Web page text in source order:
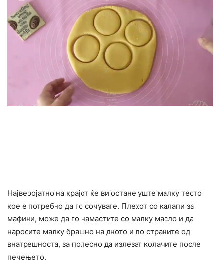
Најверојатно на крајот ќе ви остане уште малку тесто
кое е потребно да го сочувате. Плехот со калапи за
мафини, може да го намастите со малку масло и да
наросите малку брашно на дното и по страните од
внатрешноста, за полесно да излезат колачите после
печењето.